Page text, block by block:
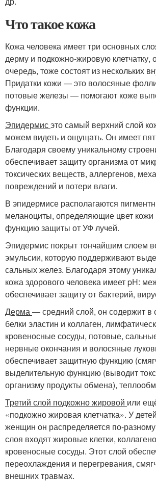
Что такое кожа
Кожа человека имеет три основных
дерму и подкожно-жировую клетчатку,
очередь, тоже состоят из нескольких
Придатки кожи — это волосяные
потовые железы — помогают коже
функции.
Эпидермисэто самый верхний слой
можем видеть и ощущать. Он имеет
Благодаря своему уникальному
обеспечивает защиту организма от
токсических веществ, аллергенов,
повреждений и потери влаги.
В эпидермисе располагаются
меланоциты, определяющие цвет
функцию защиты от УФ лучей.
Эпидермис покрыт тончайшим слоем
эмульсии, которую поддерживают
сальных желез. Благодаря этому
кожа здорового человека имеет pH:
обеспечивает защиту от бактерий,
Дерма— средний слой, он содержит в
белки эластин и коллаген,
кровеносные сосуды, потовые,
нервные окончания и волосяные
обеспечивает защитную функцию
выделительную функцию (выводит
организму продукты обмена),
Третий слой подкожно жировой или
«подкожно жировая клетчатка». У
женщин он распределяется по-
слоя входят жировые клетки,
кровеносные сосуды. Этот слой
переохлаждения и перегревания,
внешних травмах.